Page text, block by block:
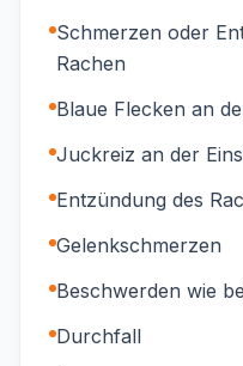
Schmerzen oder
Rachen
Blaue Flecken an
Juckreiz an der
Entzündung des
Gelenkschmerzen
Beschwerden wie
Durchfall